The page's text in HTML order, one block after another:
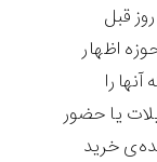
قبل
اظهار
را
یا حضور
خرید